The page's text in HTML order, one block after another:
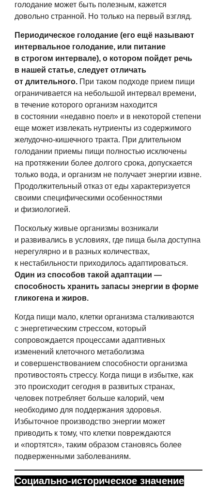
голодание может быть полезным, кажется
довольно странной. Но только на первый взгляд.
Периодическое голодание (его ещё называют
интервальное голодание, или питание
в строгом интервале), о котором пойдет речь
в нашей статье, следует отличать
от длительного. При таком подходе прием пищи
ограничивается на небольшой интервал времени,
в течение которого организм находится
в состоянии «недавно поел» и в некоторой степени
еще может извлекать нутриенты из содержимого
желудочно-кишечного тракта. При длительном
голодании приемы пищи полностью исключены
на протяжении более долгого срока, допускается
только вода, и организм не получает энергии извне.
Продолжительный отказ от еды характеризуется
своими специфическими особенностями
и физиологией.
Поскольку живые организмы возникали
и развивались в условиях, где пища была доступна
нерегулярно и в разных количествах,
к нестабильности приходилось адаптироваться.
Один из способов такой адаптации —
способность хранить запасы энергии в форме
гликогена и жиров.
Когда пищи мало, клетки организма сталкиваются
с энергетическим стрессом, который
сопровождается процессами адаптивных
изменений клеточного метаболизма
и совершенствованием способности организма
противостоять стрессу. Когда пищи в избытке, как
это происходит сегодня в развитых странах,
человек потребляет больше калорий, чем
необходимо для поддержания здоровья.
Избыточное производство энергии может
приводить к тому, что клетки повреждаются
и «портятся», таким образом становясь более
подверженными заболеваниям.
Социально-историческое значение